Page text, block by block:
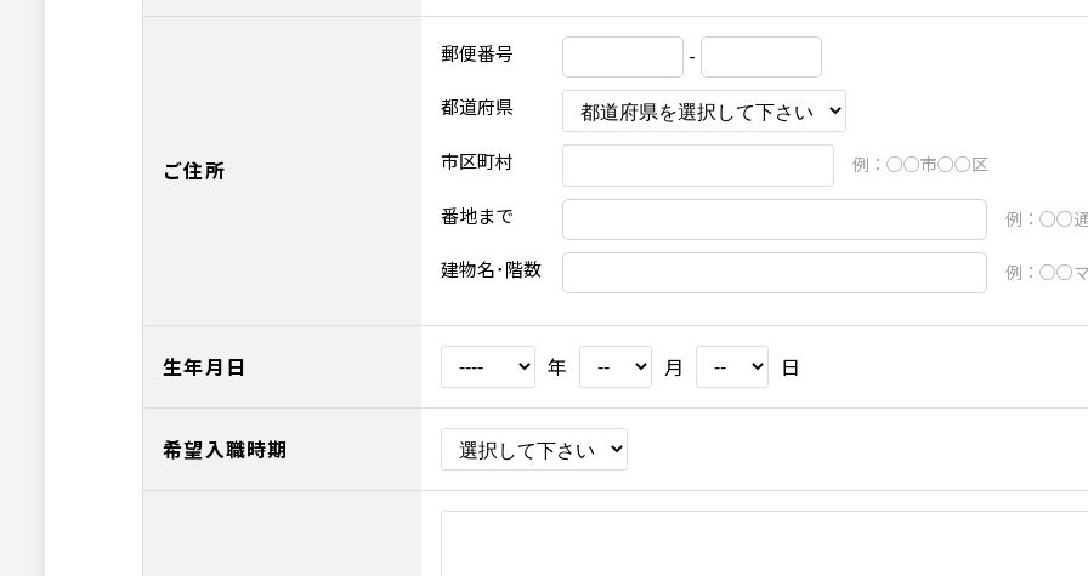
ご住所
郵便番号 -
都道府県
市区町村 例：○○市○○区
番地まで 例：○○
建物名･階数 例：○○
生年月日 年 月 日
希望入職時期